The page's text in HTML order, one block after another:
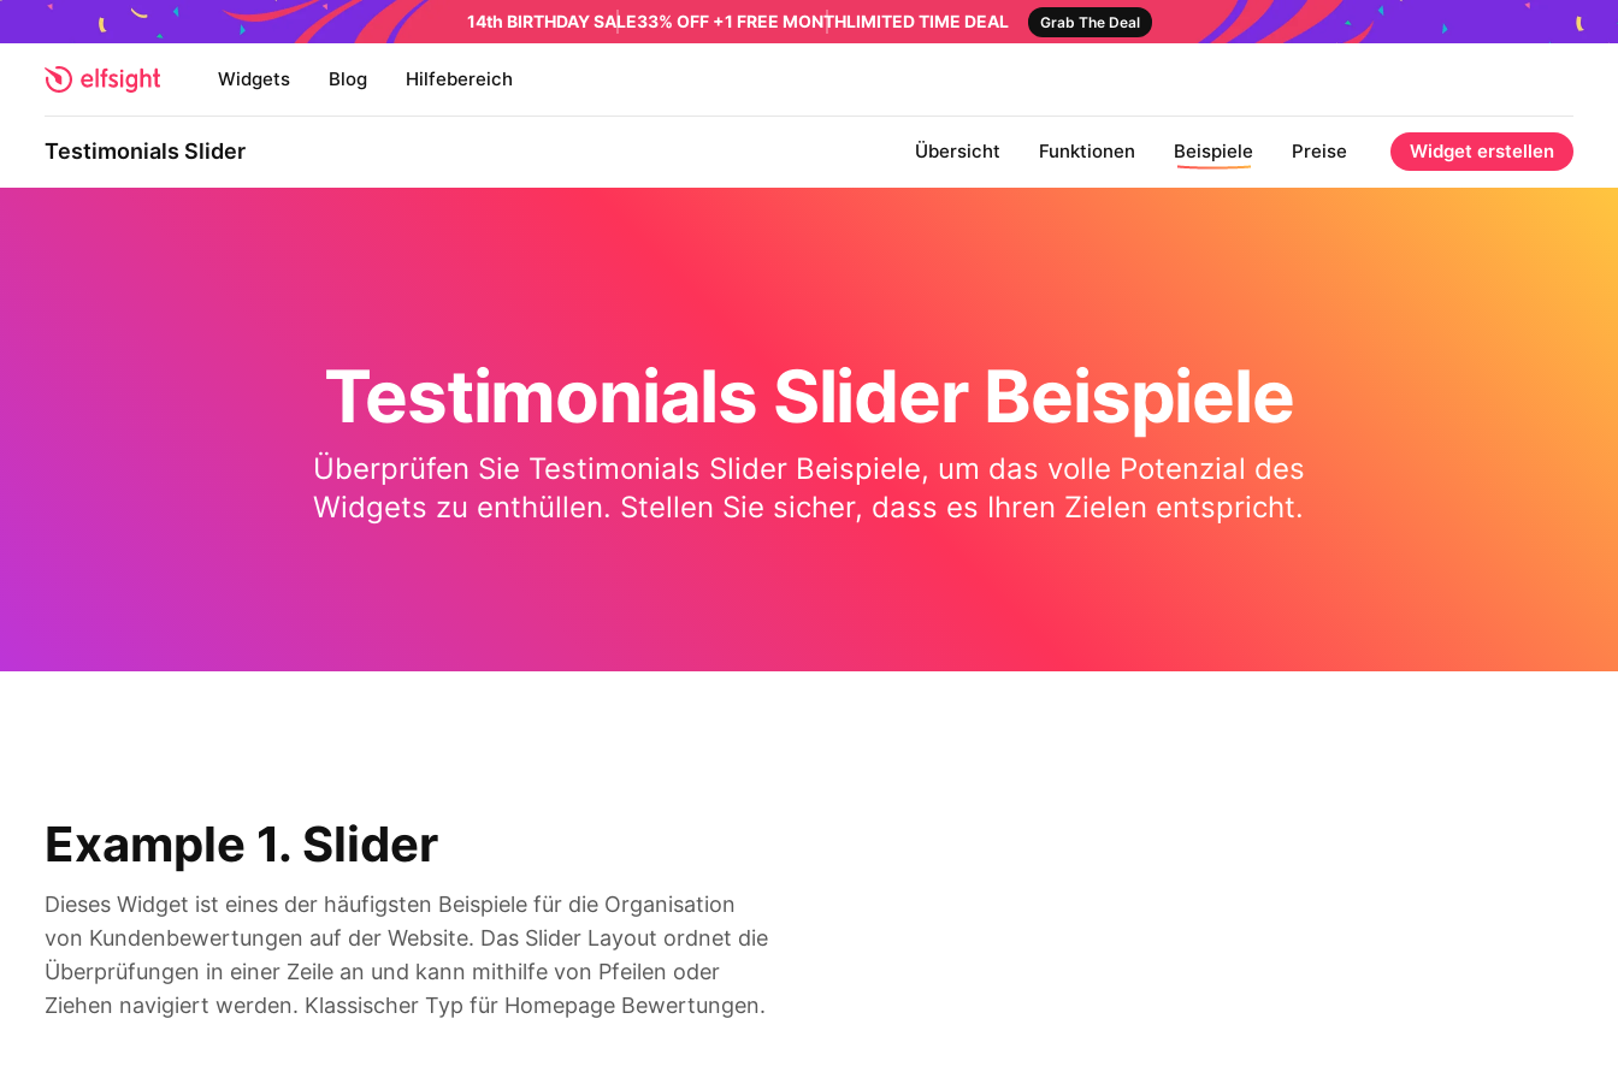
14th BIRTHDAY SALE33% OFF +1 FREE MONTHLIMITED TIME DEAL Grab The Deal
Widgets Blog Hilfebereich
Testimonials Slider Übersicht Funktionen Beispiele Preise Widget erstellen
Testimonials Slider Beispiele
Überprüfen Sie Testimonials Slider Beispiele, um das volle Potenzial des
Widgets zu enthüllen. Stellen Sie sicher, dass es Ihren Zielen entspricht.
Example 1. Slider
Dieses Widget ist eines der häufigsten Beispiele für die Organisation
von Kundenbewertungen auf der Website. Das Slider Layout ordnet die
Überprüfungen in einer Zeile an und kann mithilfe von Pfeilen oder
Ziehen navigiert werden. Klassischer Typ für Homepage Bewertungen.